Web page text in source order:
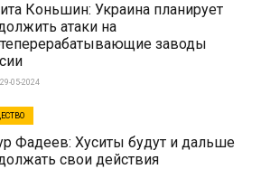
Коньшин: Украина планирует
атаки на
заводы
05-2024
Фадеев: Хуситы будут и дальше
свои действия